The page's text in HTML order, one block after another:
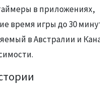
в приложениях,
время игры до 30
в Австралии и